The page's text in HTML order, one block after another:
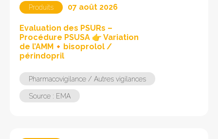
Evaluation des PSURs –
Procédure PSUSA 👉 Variation
de l’AMM🔸bisoprolol /
périndopril
Produits 07 août 2026
Pharmacovigilance / Autres vigilances
Source : EMA